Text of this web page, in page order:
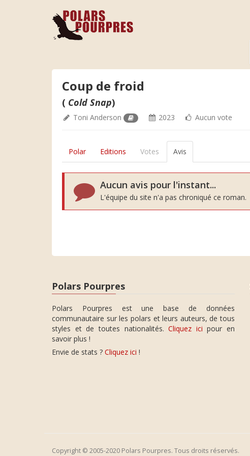
Coup de froid
( Cold Snap)
Toni Anderson 2023 Aucun vote
Polar Editions Votes Avis
Aucun avis pour l'instant...
L'équipe du site n'a pas chroniqué ce roman.
Polars Pourpres
Polars Pourpres est une base de données
communautaire sur les polars et leurs auteurs, de tous
styles et de toutes nationalités.Cliquez ici pour en
savoir plus !
Envie de stats ? Cliquez ici !
Copyright © 2005-2020 Polars Pourpres. Tous droits réservés.